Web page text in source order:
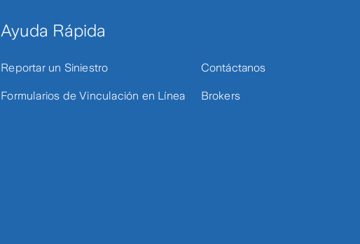
Ayuda Rápida
Reportar un Siniestro
Formularios de Vinculación en Línea
Contáctanos
Brokers